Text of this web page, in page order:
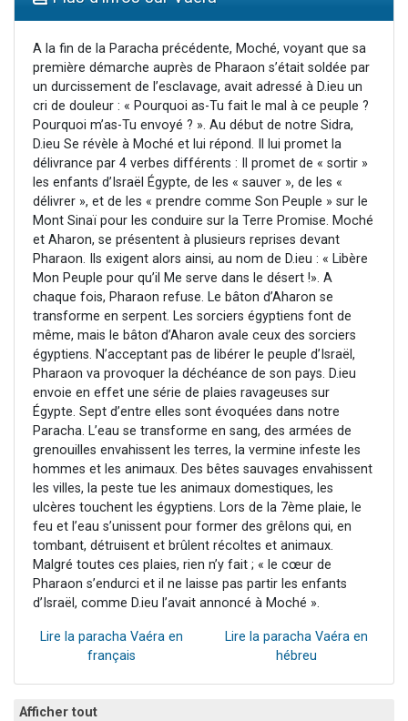
12 nouvelles musiques dans Torah-Box Music
3 personnes viennent de nous rejoindre sur WhatsApp
2 personnes viennent de nous rejoindre sur WhatsApp
A la fin de la Paracha précédente, Moché, voyant que sa
première démarche auprès de Pharaon s’était soldée par
un durcissement de l’esclavage, avait adressé à D.ieu un
cri de douleur : « Pourquoi as-Tu fait le mal à ce peuple ?
Pourquoi m’as-Tu envoyé ? ». Au début de notre Sidra,
D.ieu Se révèle à Moché et lui répond. Il lui promet la
délivrance par 4 verbes différents : Il promet de « sortir »
les enfants d’Israël Égypte, de les « sauver », de les «
délivrer », et de les « prendre comme Son Peuple » sur le
Mont Sinaï pour les conduire sur la Terre Promise. Moché
et Aharon, se présentent à plusieurs reprises devant
Pharaon. Ils exigent alors ainsi, au nom de D.ieu : « Libère
Mon Peuple pour qu’il Me serve dans le désert !». A
chaque fois, Pharaon refuse. Le bâton d’Aharon se
transforme en serpent. Les sorciers égyptiens font de
même, mais le bâton d’Aharon avale ceux des sorciers
égyptiens. N’acceptant pas de libérer le peuple d’Israël,
Pharaon va provoquer la déchéance de son pays. D.ieu
envoie en effet une série de plaies ravageuses sur
Égypte. Sept d’entre elles sont évoquées dans notre
Paracha. L’eau se transforme en sang, des armées de
grenouilles envahissent les terres, la vermine infeste les
hommes et les animaux. Des bêtes sauvages envahissent
les villes, la peste tue les animaux domestiques, les
ulcères touchent les égyptiens. Lors de la 7ème plaie, le
feu et l’eau s’unissent pour former des grêlons qui, en
tombant, détruisent et brûlent récoltes et animaux.
Malgré toutes ces plaies, rien n’y fait ; « le cœur de
Pharaon s’endurci et il ne laisse pas partir les enfants
d’Israël, comme D.ieu l’avait annoncé à Moché ».
Lire la paracha Vaéra en
français
Lire la paracha Vaéra en
hébreu
Afficher tout